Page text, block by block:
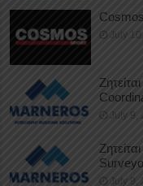
July
July 9,
July 9,